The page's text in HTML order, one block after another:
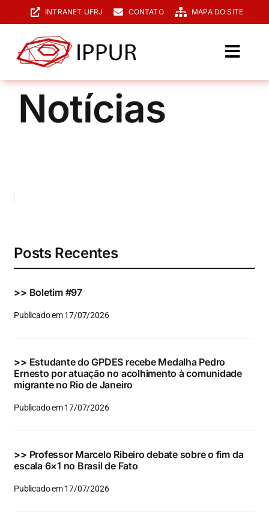
para
conteúdo
INTRANET UFRJ CONTATO MAPA DO SITE
O IPPUR
Graduação
Eventos e Certificados
para:
Notícias
Posts Recentes
>> Boletim #97
Publicado em 17/07/2026
>> Estudante do GPDES recebe Medalha Pedro
Ernesto por atuação no acolhimento à comunidade
migrante no Rio de Janeiro
Publicado em 17/07/2026
>> Professor Marcelo Ribeiro debate sobre o fim da
escala 6×1 no Brasil de Fato
Publicado em 17/07/2026